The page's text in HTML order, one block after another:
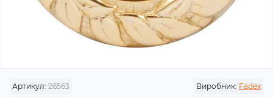
Артикул: 26563 Виробник: Fadex